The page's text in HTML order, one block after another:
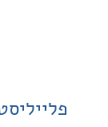
של כל